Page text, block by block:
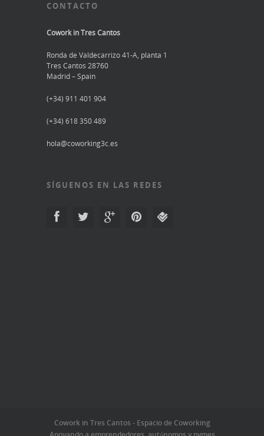
CONTACTO
Cowork in Tres Cantos
Ronda de Valdecarrizo 41-A, planta 1
Tres Cantos 28760
Madrid – Spain
(+34) 911 401 904
(+34) 618 350 489
hola@coworking3c.es
SÍGUENOS EN LAS REDES
Cowork in Tres Cantos - Espacio de Coworking